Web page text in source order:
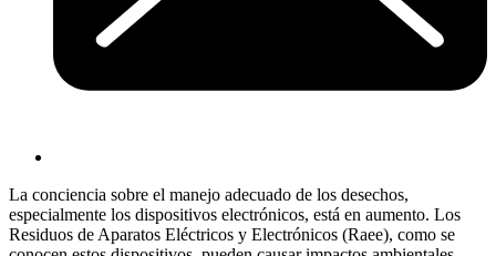
La conciencia sobre el manejo adecuado de los desechos,
especialmente los dispositivos electrónicos, está en aumento. Los
Residuos de Aparatos Eléctricos y Electrónicos (Raee), como se